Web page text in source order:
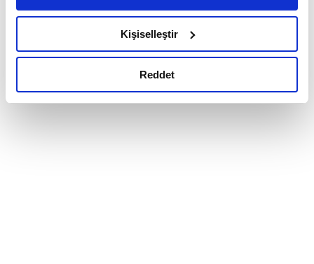
belirleyebilirsiniz. Çerezlere ilişkin detaylı bilgi için
Ayarlar butonuna tıklayabilir,Çerez Bilgilendirme
Metnimizi ziyaret edebilirsiniz.
okumak ve sitemizi ziyaretiniz kapsamında
Kişiselleştir
Reddet